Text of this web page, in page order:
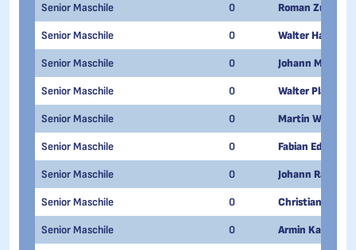
Senior Maschile 0 Roman
Senior Maschile 0 Walter Hanni
Senior Maschile 0 Johann Mulser
Senior Maschile 0 Walter Plattner
Senior Maschile 0 Martin Wenter
Senior Maschile 0 Fabian Eder
Senior Maschile 0 Johann
Senior Maschile 0 Christian
Senior Maschile 0 Armin Karadar